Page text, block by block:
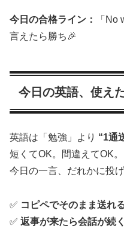
今日の合格ライン：
「No
言えたら勝ち🎉
今日の英語、使え
英語は「勉強」より “1通
短くてOK。間違えてOK。
今日の一言、だれかに投げ
✅ コピペでそのまま送れ
✅ 返事が来たら会話が続